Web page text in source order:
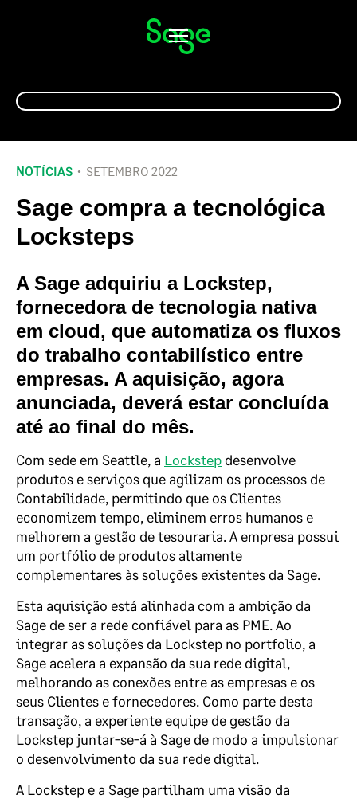
Alternar
navegação
NOTÍCIAS SETEMBRO 2022
Sage compra a tecnológica
Locksteps
A Sage adquiriu a Lockstep,
fornecedora de tecnologia nativa
em cloud, que automatiza os fluxos
do trabalho contabilístico entre
empresas. A aquisição, agora
anunciada, deverá estar concluída
até ao final do mês.
Com sede em Seattle, a Lockstep desenvolve
produtos e serviços que agilizam os processos de
Contabilidade, permitindo que os Clientes
economizem tempo, eliminem erros humanos e
melhorem a gestão de tesouraria. A empresa possui
um portfólio de produtos altamente
complementares às soluções existentes da Sage.
Esta aquisição está alinhada com a ambição da
Sage de ser a rede confiável para as PME. Ao
integrar as soluções da Lockstep no portfolio, a
Sage acelera a expansão da sua rede digital,
melhorando as conexões entre as empresas e os
seus Clientes e fornecedores. Como parte desta
transação, a experiente equipe de gestão da
Lockstep juntar-se-á à Sage de modo a impulsionar
o desenvolvimento da sua rede digital.
A Lockstep e a Sage partilham uma visão da